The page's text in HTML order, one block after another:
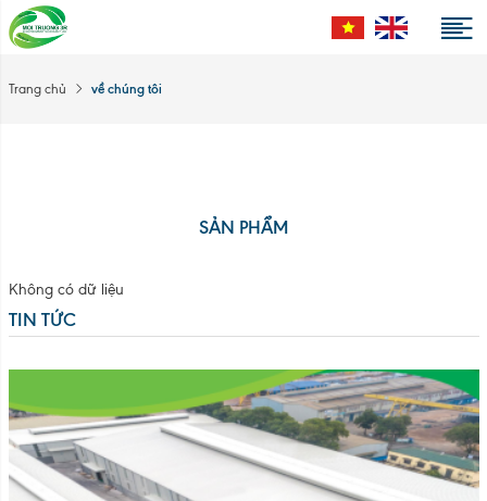
Trang chủ về chúng tôi
SẢN PHẨM
Không có dữ liệu
TIN TỨC